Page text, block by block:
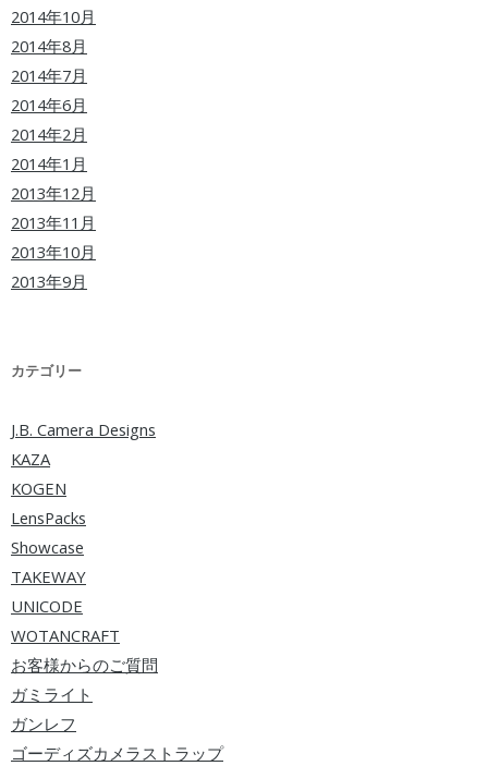
2014年10月
2014年8月
2014年7月
2014年6月
2014年2月
2014年1月
2013年12月
2013年11月
2013年10月
2013年9月
カテゴリー
J.B. Camera Designs
KAZA
KOGEN
LensPacks
Showcase
TAKEWAY
UNICODE
WOTANCRAFT
お客様からのご質問
ガミライト
ガンレフ
ゴーディズカメラストラップ